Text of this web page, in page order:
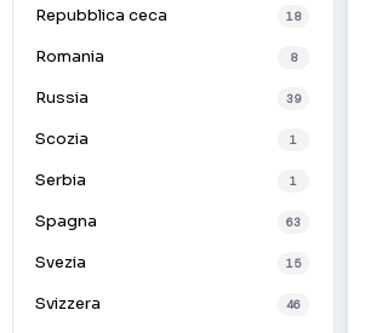
Repubblica ceca 18
Romania 8
Russia 39
Scozia 1
Serbia 1
Spagna 63
Svezia 15
Svizzera 46